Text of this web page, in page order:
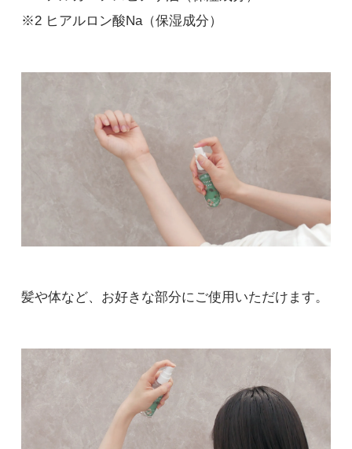
※2 ヒアルロン酸Na（保湿成分）
髪や体など、お好きな部分にご使用いただけます。